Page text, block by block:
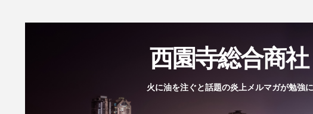
西園寺総合商
火に油を注ぐと話題の炎上メルマガが勉強